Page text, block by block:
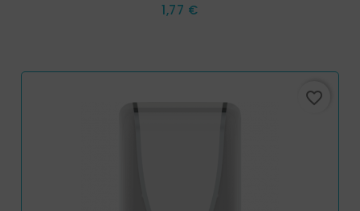
Prix
1,77 €
favorite_border